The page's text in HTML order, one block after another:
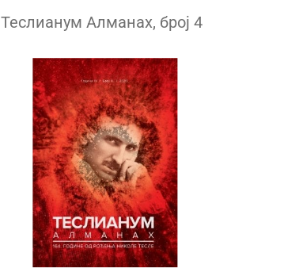
Теслианум Алманах, број 4